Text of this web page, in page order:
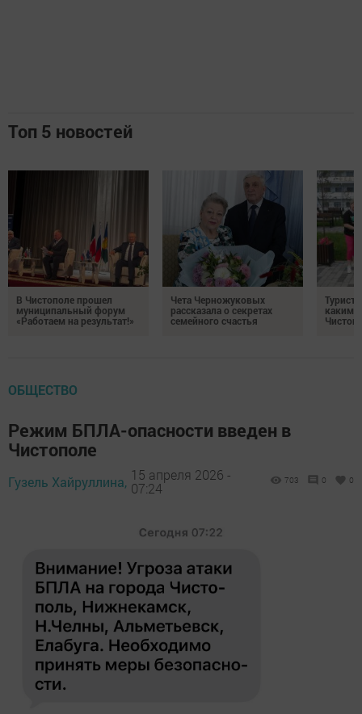
Топ 5 новостей
В Чистополе прошел
муниципальный форум
«Работаем на результат!»
Чета Черножуковых
рассказала о секретах
семейного счастья
каким
ОБЩЕСТВО
Режим БПЛА-опасности введен в
Чистополе
Гузель Хайруллина, 15 апреля 2026 -
07:24
703 0 0